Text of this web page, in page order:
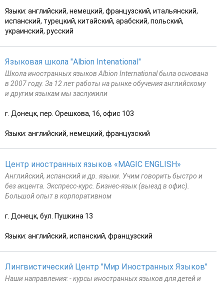
Языки: английский, немецкий, французский, итальянский,
испанский, турецкий, китайский, арабский, польский,
украинский, русский
Языковая школа "Albion Intenational"
Школа иностранных языков Albion International была основана
в 2007 году. За 12 лет работы на рынке обучения английскому
и другим языкам мы заслужили
г. Донецк, пер. Орешкова, 16, офис 103
Языки: английский, немецкий, французский
Центр иностранных языков «MAGIC ENGLISH»
Английский, испанский и др. языки. Учим говорить быстро и
без акцента. Экспресс-курс. Бизнес-язык (выезд в офис).
Большой опыт в корпоративном
г. Донецк, бул. Пушкина 13
Языки: английский, испанский, французский
Лингвистический Центр "Мир Иностранных Языков"
Наши направления: - курсы иностранных языков для детей и